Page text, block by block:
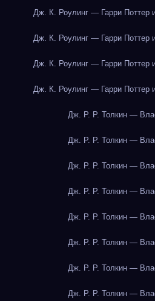
Дж. К. Роулинг — Гарри Поттер
Дж. К. Роулинг — Гарри Поттер
Дж. К. Роулинг — Гарри Поттер
Дж. К. Роулинг — Гарри Поттер
Дж. Р. Р. Толкин —
Дж. Р. Р. Толкин —
Дж. Р. Р. Толкин —
Дж. Р. Р. Толкин —
Дж. Р. Р. Толкин —
Дж. Р. Р. Толкин —
Дж. Р. Р. Толкин —
Дж. Р. Р. Толкин —